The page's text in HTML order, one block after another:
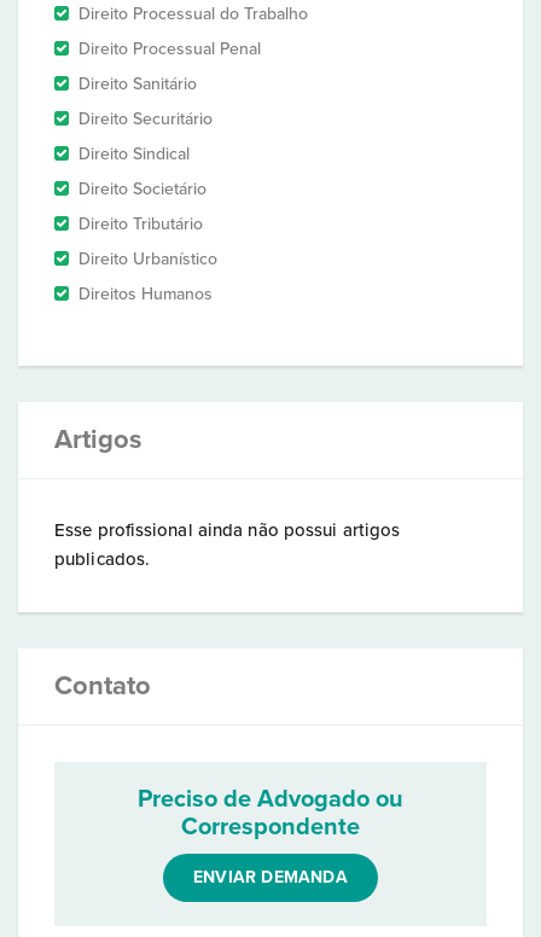
Direito Processual do Trabalho
Direito Processual Penal
Direito Sanitário
Direito Securitário
Direito Sindical
Direito Societário
Direito Tributário
Direito Urbanístico
Direitos Humanos
Artigos
Esse profissional ainda não possui artigos
publicados.
Contato
Preciso de Advogado ou
Correspondente
ENVIAR DEMANDA